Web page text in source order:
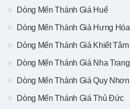
Dòng Mến Thánh Giá Huế
Dòng Mến Thánh Giá Hưng Hóa
Dòng Mến Thánh Giá Khiết Tâm
Dòng Mến Thánh Giá Nha Trang
Dòng Mến Thánh Giá Quy Nhơn
Dòng Mến Thánh Giá Thủ Đức